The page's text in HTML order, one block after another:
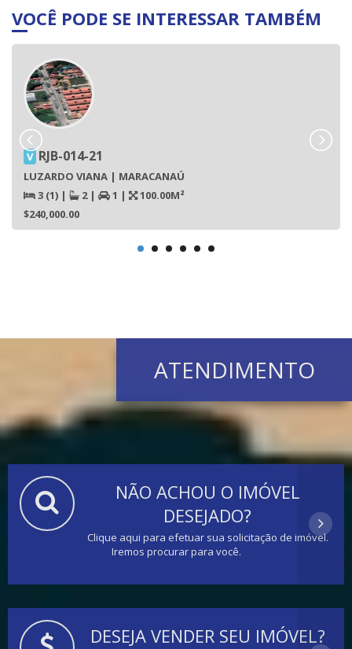
VOCÊ PODE SE INTERESSAR TAMBÉM
V RJB-014-21
LUZARDO VIANA | MARACANAÚ
3 (1) | 2 | 1 |
100.00M²
$240,000.00
ATENDIMENTO
NÃO ACHOU O IMÓVEL
DESEJADO?
Clique aqui para efetuar sua solicitação de imóvel.
Iremos procurar para você.
DESEJA VENDER SEU IMÓVEL?